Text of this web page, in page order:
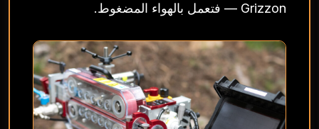
Grizzon — فتعمل بالهواء المضغوط.